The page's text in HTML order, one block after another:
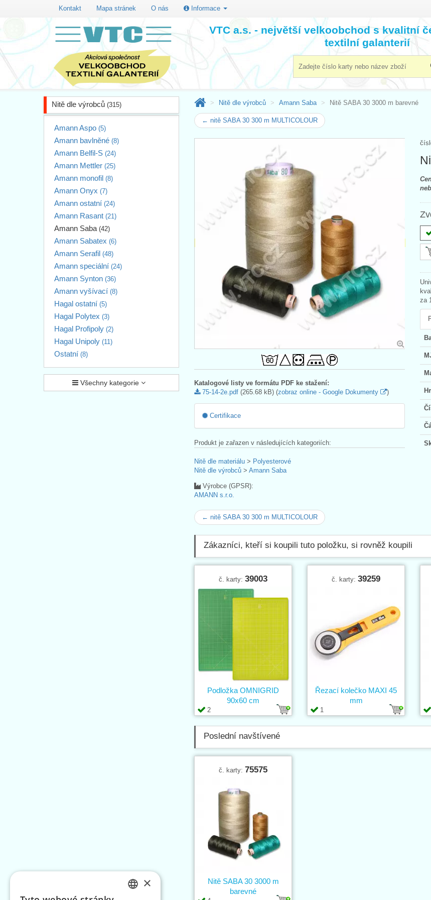
Kontakt Mapa stránek O nás Informace
VTC a.s. - největší velkoobchod s kvalitní
textilní galanterií
Nitě dle výrobců (315)
Amann Aspo (5)
Amann bavlněné (8)
Amann Belfil-S (24)
Amann Mettler (25)
Amann monofil (8)
Amann Onyx (7)
Amann ostatní (24)
Amann Rasant (21)
Amann Saba (42)
Amann Sabatex (6)
Amann Serafil (48)
Amann speciální (24)
Amann Synton (36)
Amann vyšívací (8)
Hagal ostatní (5)
Hagal Polytex (3)
Hagal Profipoly (2)
Hagal Unipoly (11)
Ostatní (8)
Všechny kategorie
Nitě dle výrobců Amann Saba Nitě SABA 30 3000 m barevné
← nitě SABA 30 300 m MULTICOLOUR
za
Katalogové listy ve formátu PDF ke stažení:
75-14-2e.pdf (265.68 kB) (zobraz online - Google Dokumenty )
Certifikace
Produkt je zařazen v následujících kategoriích:
Nitě dle materiálu > Polyesterové
Nitě dle výrobců > Amann Saba
Výrobce (GPSR):
AMANN s.r.o.
← nitě SABA 30 300 m MULTICOLOUR
Zákazníci, kteří si koupili tuto položku, si rovněž koupili
č. karty: 39003
2
Podložka OMNIGRID
90x60 cm
č. karty: 39259
1
Řezací kolečko MAXI 45
mm
Poslední navštívené
č. karty: 75575
Nitě SABA 30 3000 m
barevné
×